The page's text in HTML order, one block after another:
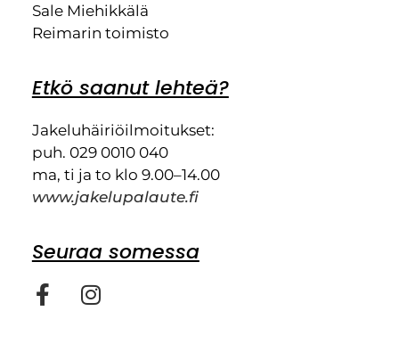
Sale Miehikkälä
Reimarin toimisto
Etkö saanut lehteä?
Jakeluhäiriöilmoitukset:
puh. 029 0010 040
ma, ti ja to klo 9.00–14.00
www.jakelupalaute.fi
Seuraa somessa